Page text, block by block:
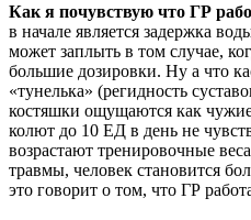
Как я почувствую что ГР
в начале является задержка
может заплыть в том случае,
большие дозировки. Ну а что
«тунелька» (регидность
костяшки ощущаются как
колют до 10 ЕД в день не
возрастают тренировочные
травмы, человек становится
это говорит о том, что ГР